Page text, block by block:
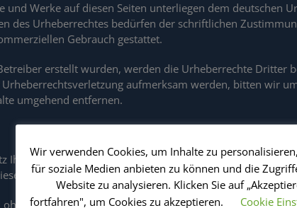
Werke auf diesen Seiten unterliegen dem deutschen
des Urheberrechtes bedürfen der schriftlichen
Gebrauch gestattet.
erstellt wurden, werden die Urheberrechte Dritter
aufmerksam werden, bitten wir
umgehend entfernen.
Ihrer persönlichen Daten sehr ernst. Wir behandeln Ihre
Datenschutzerklärung.
Angabe personenbezogener Daten möglich. Soweit
Wir verwenden Cookies, um Inhalte zu
für soziale Medien anbieten zu können und die
Website zu analysieren. Klicken Sie auf
fortfahren", um Cookies zu akzeptieren.
Cookie